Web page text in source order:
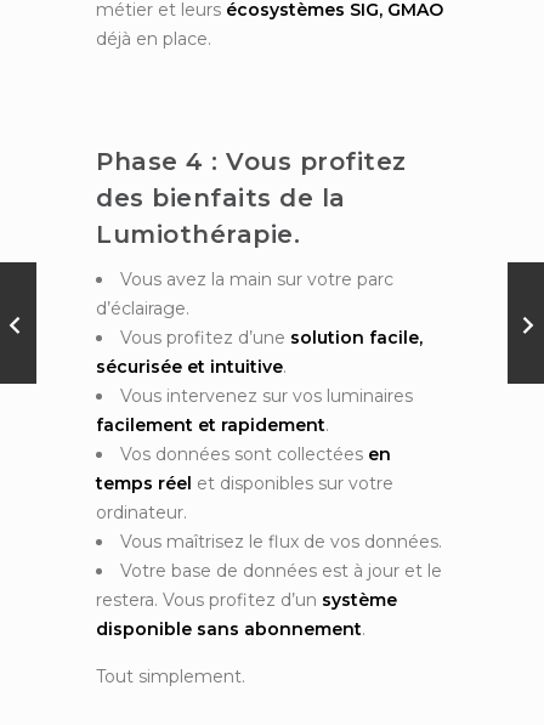
métier et leurs écosystèmes SIG, GMAO
déjà en place.
Phase 4 : Vous profitez
des bienfaits de la
Lumiothérapie.
Vous avez la main sur votre parc
d’éclairage.
Vous profitez d’une solution facile,
sécurisée et intuitive.
Vous intervenez sur vos luminaires
facilement et rapidement.
Vos données sont collectées en
temps réel et disponibles sur votre
ordinateur.
Vous maîtrisez le flux de vos données.
Votre base de données est à jour et le
restera. Vous profitez d’un système
disponible sans abonnement.
Tout simplement.